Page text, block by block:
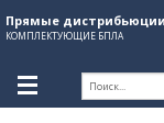
Прямые дистрибьюции
КОМПЛЕКТУЮЩИЕ БПЛА